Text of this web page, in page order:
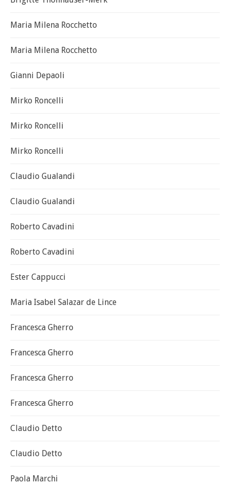
Maria Milena Rocchetto
Maria Milena Rocchetto
Gianni Depaoli
Mirko Roncelli
Mirko Roncelli
Mirko Roncelli
Claudio Gualandi
Claudio Gualandi
Roberto Cavadini
Roberto Cavadini
Ester Cappucci
Maria Isabel Salazar de Lince
Francesca Gherro
Francesca Gherro
Francesca Gherro
Francesca Gherro
Claudio Detto
Claudio Detto
Paola Marchi